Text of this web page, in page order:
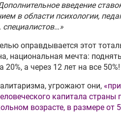
введение
в области психологии,
оправдывается этот
национальная мечта:
20%, а через 12 лет на все 50%!
угрожают они,
капитала страны
возрасте, в размере от